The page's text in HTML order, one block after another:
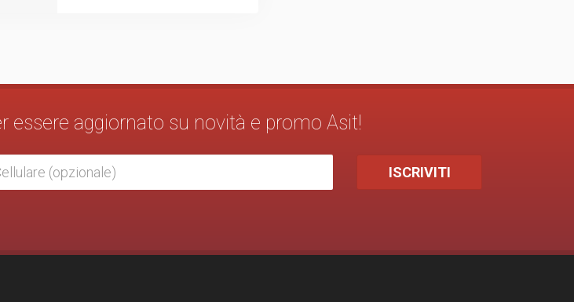
essere aggiornato su novità e promo Asit!